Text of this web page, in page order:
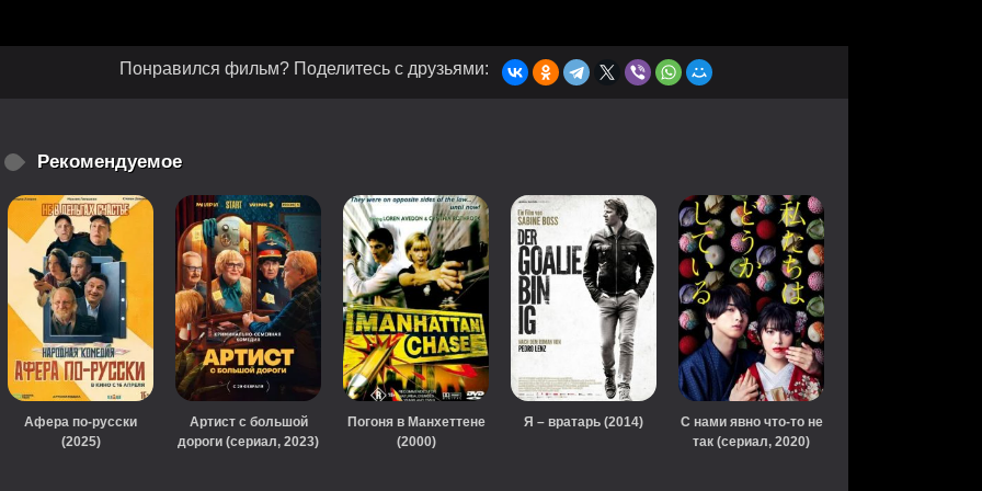
Понравился фильм? Поделитесь с друзьями:
Рекомендуемое
Афера по-русски
(2025)
Артист с большой
дороги (сериал, 2023)
Погоня в Манхеттене
(2000)
Я – вратарь (2014)
С нами явно что-то не
так (сериал, 2020)